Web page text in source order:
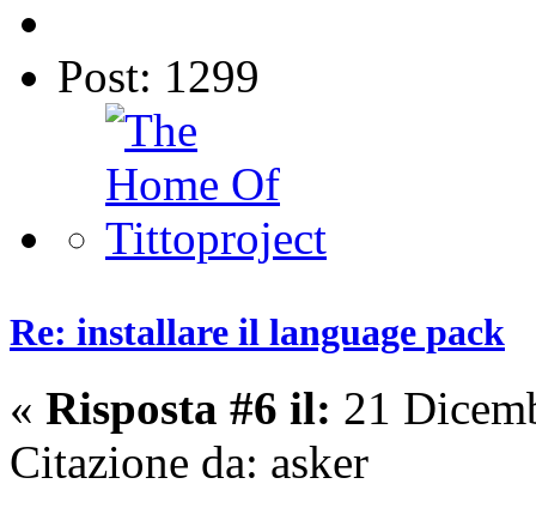
Post: 1299
Re: installare il language pack
« Risposta #6 il: 21
Citazione da: asker